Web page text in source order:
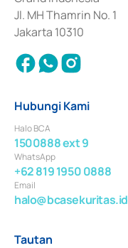
Jl. MH Thamrin No. 1
Jakarta 10310
Hubungi Kami
Halo BCA
1500888 ext 9
WhatsApp
+62 819 1950 0888
Email
halo@bcasekuritas.id
Tautan